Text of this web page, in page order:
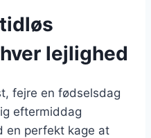
lejlighed
fejre en fødselsdag
eftermiddag
en perfekt kage at